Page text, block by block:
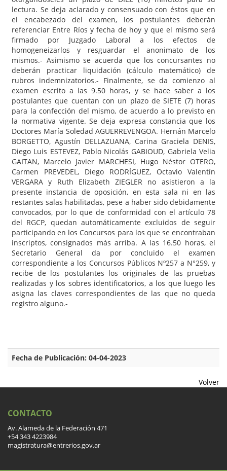
lectura. Se deja aclarado y consensuado con éstos que en
el encabezado del examen, los postulantes deberán
referenciar Entre Ríos y fecha de hoy y que el mismo será
firmado por Juzgado Laboral a los efectos de
homogeneizarlos y resguardar el anonimato de los
mismos.- Asimismo se acuerda que los concursantes no
deberán practicar liquidación (cálculo matemático) de
rubros indemnizatorios.- Finalmente, se da comienzo al
examen escrito a las 9.50 horas, y se hace saber a los
postulantes que cuentan con un plazo de SIETE (7) horas
para la confección del mismo, de acuerdo a lo previsto en
la normativa vigente. Se deja expresa constancia que los
Doctores María Soledad AGUERREVENGOA. Hernán Marcelo
BORGETTO, Agustín DELLAZUANA, Carina Graciela DENIS,
Diego Luis ESTEVEZ, Pablo Nicolás GABIOUD, Gabriela Velia
GAITAN, Marcelo Javier MARCHESI, Hugo Néstor OTERO,
Carmen PREVEDEL, Diego RODRÍGUEZ, Octavio Valentín
VERGARA y Ruth Elizabeth ZIEGLER no asistieron a la
presente instancia de oposición, en esta sala ni en las
restantes salas habilitadas, pese a haber sido debidamente
convocados, por lo que de conformidad con el artículo 78
del RGCP, quedan automáticamente excluidos de seguir
participando en los Concursos para los que se encontraban
inscriptos, consignados más arriba. A las 16.50 horas, el
Secretario General da por concluido el examen
correspondiente a los Concursos Públicos Nº257 a N°259, y
recibe de los postulantes los originales de las pruebas
realizadas y los sobres identificatorios, a los que luego les
asigna las claves correspondientes de las que no queda
registro alguno.-
Fecha de Publicación: 04-04-2023
Volver
CONTACTO
Av. Alameda de la Federación 471
+54 343 4223984
magistratura@entrerios.gov.ar